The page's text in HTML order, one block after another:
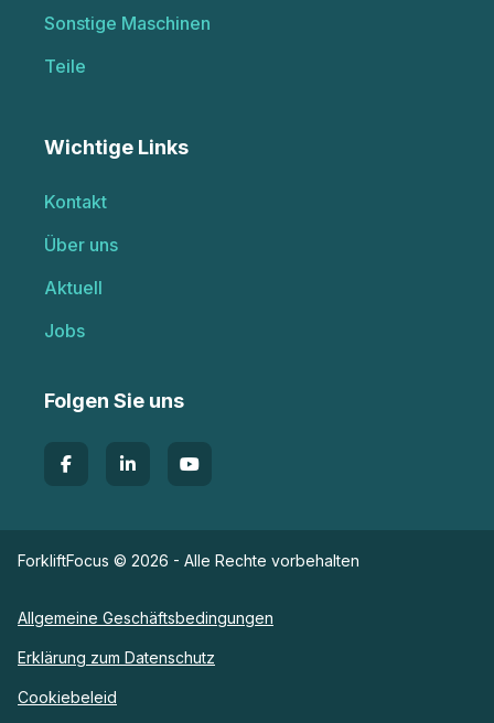
Sonstige Maschinen
Teile
Wichtige Links
Kontakt
Über uns
Aktuell
Jobs
Folgen Sie uns
ForkliftFocus © 2026 - Alle Rechte vorbehalten
Allgemeine Geschäftsbedingungen
Erklärung zum Datenschutz
Cookiebeleid